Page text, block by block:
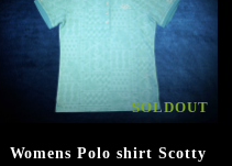
SOLDOUT
Womens Polo shirt Scotty